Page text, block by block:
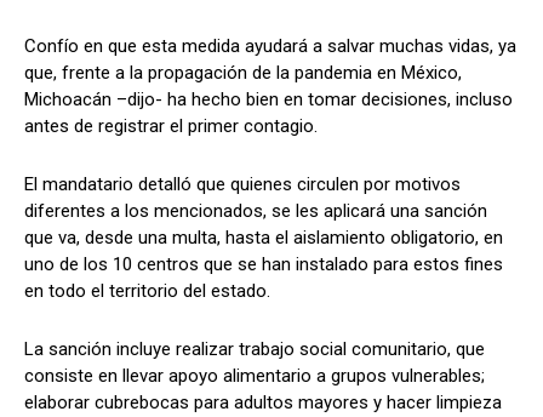
Confío en que esta medida ayudará a salvar muchas vidas, ya
que, frente a la propagación de la pandemia en México,
Michoacán –dijo- ha hecho bien en tomar decisiones, incluso
antes de registrar el primer contagio.
El mandatario detalló que quienes circulen por motivos
diferentes a los mencionados, se les aplicará una sanción
que va, desde una multa, hasta el aislamiento obligatorio, en
uno de los 10 centros que se han instalado para estos fines
en todo el territorio del estado.
La sanción incluye realizar trabajo social comunitario, que
consiste en llevar apoyo alimentario a grupos vulnerables;
elaborar cubrebocas para adultos mayores y hacer limpieza